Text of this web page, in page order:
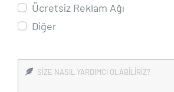
Ücretsiz Reklam Ağı
Diğer